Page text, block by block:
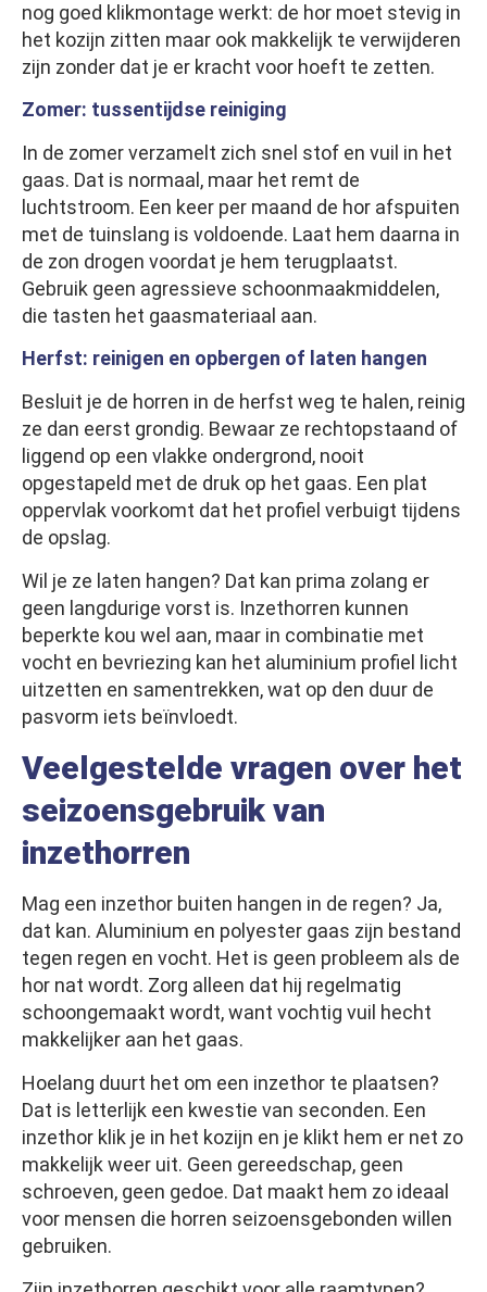
nog goed klikmontage werkt: de hor moet stevig in
het kozijn zitten maar ook makkelijk te verwijderen
zijn zonder dat je er kracht voor hoeft te zetten.
Zomer: tussentijdse reiniging
In de zomer verzamelt zich snel stof en vuil in het
gaas. Dat is normaal, maar het remt de
luchtstroom. Een keer per maand de hor afspuiten
met de tuinslang is voldoende. Laat hem daarna in
de zon drogen voordat je hem terugplaatst.
Gebruik geen agressieve schoonmaakmiddelen,
die tasten het gaasmateriaal aan.
Herfst: reinigen en opbergen of laten hangen
Besluit je de horren in de herfst weg te halen, reinig
ze dan eerst grondig. Bewaar ze rechtopstaand of
liggend op een vlakke ondergrond, nooit
opgestapeld met de druk op het gaas. Een plat
oppervlak voorkomt dat het profiel verbuigt tijdens
de opslag.
Wil je ze laten hangen? Dat kan prima zolang er
geen langdurige vorst is. Inzethorren kunnen
beperkte kou wel aan, maar in combinatie met
vocht en bevriezing kan het aluminium profiel licht
uitzetten en samentrekken, wat op den duur de
pasvorm iets beïnvloedt.
Veelgestelde vragen over het
seizoensgebruik van
inzethorren
Mag een inzethor buiten hangen in de regen? Ja,
dat kan. Aluminium en polyester gaas zijn bestand
tegen regen en vocht. Het is geen probleem als de
hor nat wordt. Zorg alleen dat hij regelmatig
schoongemaakt wordt, want vochtig vuil hecht
makkelijker aan het gaas.
Hoelang duurt het om een inzethor te plaatsen?
Dat is letterlijk een kwestie van seconden. Een
inzethor klik je in het kozijn en je klikt hem er net zo
makkelijk weer uit. Geen gereedschap, geen
schroeven, geen gedoe. Dat maakt hem zo ideaal
voor mensen die horren seizoensgebonden willen
gebruiken.